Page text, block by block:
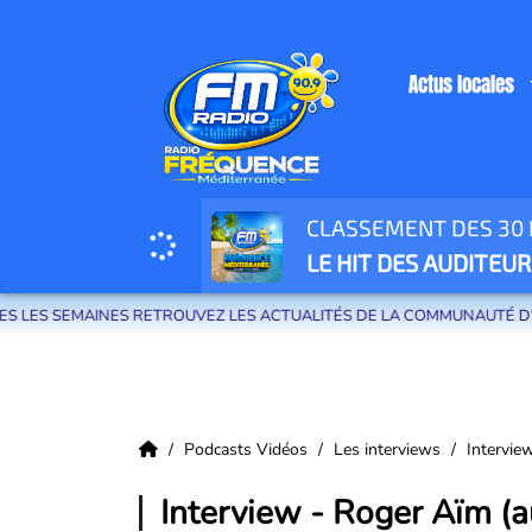
Radio Fréquence Méditerranée la radio de menton et des communes
Actus locales
CLASSEMENT DES 30
LE HIT DES
RETROUVEZ LES ACTUALITÉS DE LA COMMUNAUTÉ
Podcasts Vidéos Les interviews
Interview - Roger Aïm